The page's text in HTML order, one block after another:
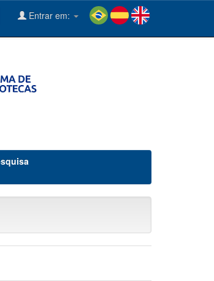
Entrar em: